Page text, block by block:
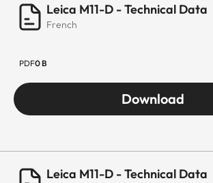
Leica M11-D - Technical Data
French
PDF0 B
Download
Leica M11-D - Technical Data